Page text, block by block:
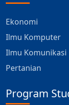
Ekonomi
Ilmu Komputer
Ilmu Komunikasi
Pertanian
Program